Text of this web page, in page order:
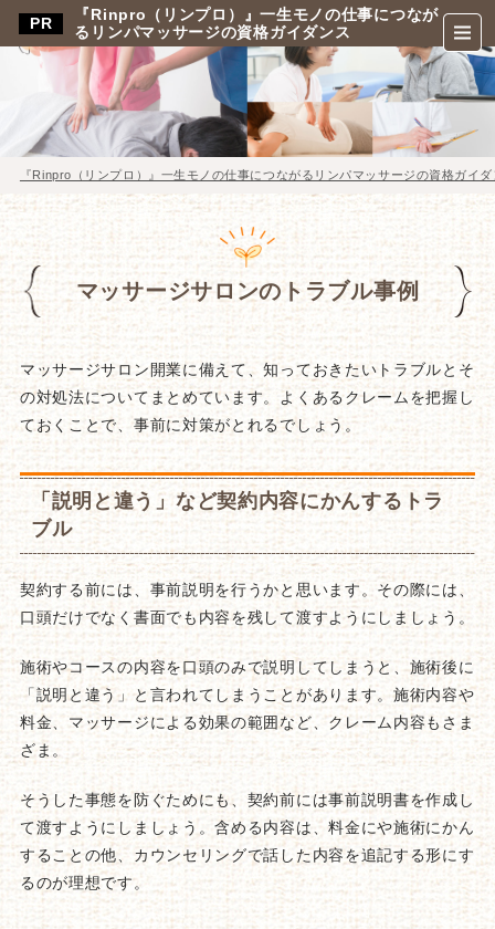
『Rinpro（リンプロ）』一生モノの仕事につなが
るリンパマッサージの資格ガイダンス
『Rinpro（リンプロ）』一生モノの仕事につながるリンパマッサージの資格ガイ
マッサージサロンのトラブル事例
マッサージサロン開業に備えて、知っておきたいトラブルとそ
の対処法についてまとめています。よくあるクレームを把握し
ておくことで、事前に対策がとれるでしょう。
「説明と違う」など契約内容にかんするトラ
ブル
契約する前には、事前説明を行うかと思います。その際には、
口頭だけでなく書面でも内容を残して渡すようにしましょう。
施術やコースの内容を口頭のみで説明してしまうと、施術後に
「説明と違う」と言われてしまうことがあります。施術内容や
料金、マッサージによる効果の範囲など、クレーム内容もさま
ざま。
そうした事態を防ぐためにも、契約前には事前説明書を作成し
て渡すようにしましょう。含める内容は、料金にや施術にかん
することの他、カウンセリングで話した内容を追記する形にす
るのが理想です。